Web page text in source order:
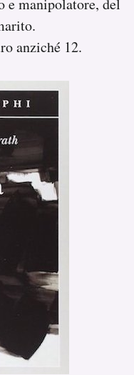
e manipolatore, del
anziché 12.